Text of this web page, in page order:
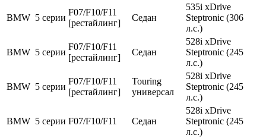
BMW 5 серии
F07/F10/F11
[рестайлинг]
Седан
535i xDrive
Steptronic (306
л.с.)
BMW 5 серии
F07/F10/F11
[рестайлинг]
Седан
528i xDrive
Steptronic (245
л.с.)
BMW 5 серии
F07/F10/F11
[рестайлинг]
Touring
универсал
528i xDrive
Steptronic (245
л.с.)
BMW 5 серии F07/F10/F11 Седан
528i xDrive
Steptronic (245
л.с.)